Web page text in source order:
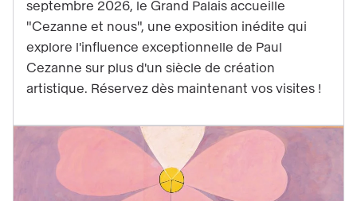
nous
billetterie
ouverte
septembre 2026, le Grand Palais accueille
"Cezanne et nous", une exposition inédite qui
explore l'influence exceptionnelle de Paul
Cezanne sur plus d'un siècle de création
artistique. Réservez dès maintenant vos visites !